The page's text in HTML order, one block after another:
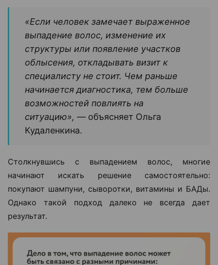
«Если человек замечает выраженное
выпадение волос, изменение их
структуры или появление участков
облысения, откладывать визит к
специалисту не стоит. Чем раньше
начинается диагностика, тем больше
возможностей повлиять на
ситуацию», — объясняет Ольга
Кудаленкина.
Столкнувшись с выпадением волос, многие
начинают искать решение самостоятельно:
покупают шампуни, сыворотки, витамины и БАДы.
Однако такой подход далеко не всегда дает
результат.